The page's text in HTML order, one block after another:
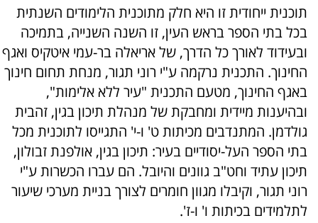
תוכנית ייחודית זו היא חלק מתוכנית הלימודים השנתית
בכל בתי הספר בראש העין, זו השנה השנייה, בתמיכה
ובעידוד לאורך כל הדרך, של אריאלה בר-עמי איטקיס ואגף
החינוך. התכנית נרקמה ע"י רוני תגור, מנחת תחום חינוך
באגף החינוך, מטעם התכנית "עיר ללא אלימות",
ובהיענות מיידית ומחבקת של מנהלת תיכון בגין, זהבית
גולדמן. המתנדבים מכיתות ט' ו-י' התגייסו לתוכנית מכל
בתי הספר העל-יסודיים בעיר: תיכון בגין, אולפנת זבולון,
תיכון עתיד וחט"ב גוונים והיובל. הם עברו הכשרות ע"י
רוני תגור, וקיבלו מגוון חומרים לצורך בניית מערכי שיעור
לתלמידים בכיתות ו' ו-ז'.